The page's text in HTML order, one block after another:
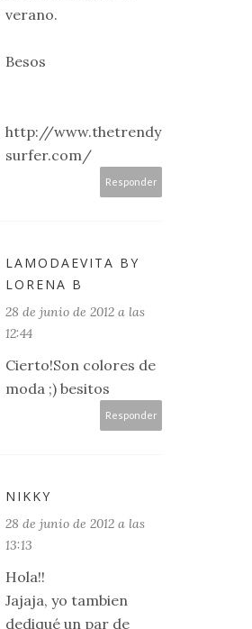
verano.
Besos
http://www.thetrendy
surfer.com/
Responder
LAMODAEVITA BY
LORENA B
28 de junio de 2012 a las
12:44
Cierto!Son colores de
moda ;) besitos
Responder
NIKKY
28 de junio de 2012 a las
13:13
Hola!!
Jajaja, yo tambien
dediqué un par de